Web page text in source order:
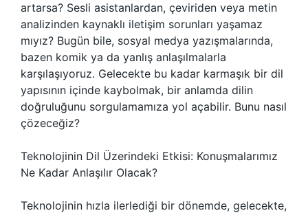
artarsa? Sesli asistanlardan, çeviriden veya metin
analizinden kaynaklı iletişim sorunları yaşamaz
mıyız? Bugün bile, sosyal medya yazışmalarında,
bazen komik ya da yanlış anlaşılmalarla
karşılaşıyoruz. Gelecekte bu kadar karmaşık bir dil
yapısının içinde kaybolmak, bir anlamda dilin
doğruluğunu sorgulamamıza yol açabilir. Bunu nasıl
çözeceğiz?
Teknolojinin Dil Üzerindeki Etkisi: Konuşmalarımız
Ne Kadar Anlaşılır Olacak?
Teknolojinin hızla ilerlediği bir dönemde, gelecekte,